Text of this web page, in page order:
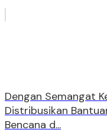
Dengan Semangat
Distribusikan
Bencana d...